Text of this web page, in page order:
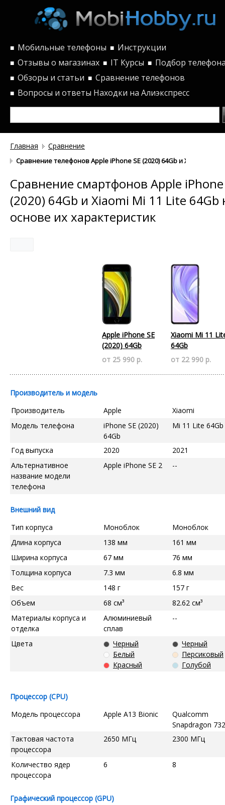
■ Мобильные телефоны ■ Инструкции
■ Отзывы о магазинах ■ IT Курсы ■ Подбор
■ Обзоры и статьи ■ Сравнение телефонов
■ Вопросы и ответы Находки на Алиэкспресс
Главная Сравнение
Сравнение телефонов Apple iPhone SE (2020) 64Gb и Xiaomi Mi
Сравнение смартфонов Apple iPhone
(2020) 64Gb и Xiaomi Mi 11 Lite 64Gb
основе их характеристик
Apple iPhone SE
(2020) 64Gb
от 25 990 р.
Xiaomi Mi 11
64Gb
от 22 990 р.
Производитель и модель
Производитель
Apple
Xiaomi
Модель телефона
iPhone SE (2020)
64Gb
Mi 11 Lite 64Gb
Год выпуска 2020
2021
Альтернативное
название модели
телефона
Apple iPhone SE 2 --
Внешний вид
Тип корпуса
Моноблок
Моноблок
Длина корпуса
138 мм
161 мм
Ширина корпуса
67 мм
76 мм
Толщина корпуса
7.3 мм
6.8 мм
Вес
148 г
157 г
Объем
68 см³
82.62 см³
Материалы корпуса и
отделка
Алюминиевый
сплав
--
Цвета
Черный
Белый
Красный
Черный
Персиковый
Голубой
Процессор (CPU)
Модель процессора
Apple A13 Bionic
Qualcomm
Snapdragon
Тактовая частота
процессора
2650 МГц 2300 МГц
Количество ядер
процессора
6 8
Графический процессор (GPU)